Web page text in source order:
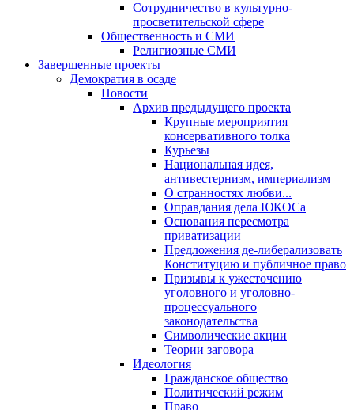
Сотрудничество в культурно-
просветительской сфере
Общественность и СМИ
Религиозные СМИ
Завершенные проекты
Демократия в осаде
Новости
Архив предыдущего проекта
Крупные мероприятия
консервативного толка
Курьезы
Национальная идея,
антивестернизм, империализм
О странностях любви...
Оправдания дела ЮКОСа
Основания пересмотра
приватизации
Предложения де-либерализовать
Конституцию и публичное право
Призывы к ужесточению
уголовного и уголовно-
процессуального
законодательства
Символические акции
Теории заговора
Идеология
Гражданское общество
Политический режим
Право